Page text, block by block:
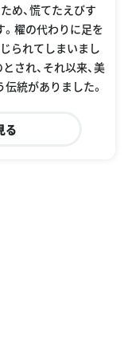
め、慌てたえびす
櫂の代わりに足を
られてしまいまし
され、それ以来、美
統がありました。
る